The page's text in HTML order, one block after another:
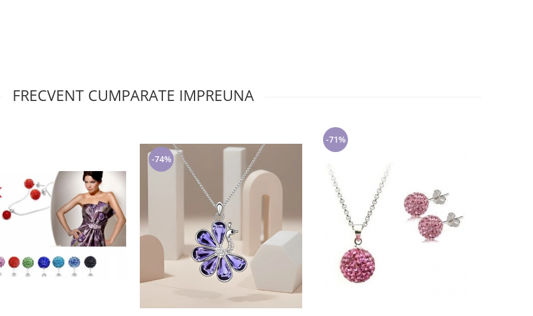
FRECVENT CUMPARATE IMPREUNA
-74%
-71%